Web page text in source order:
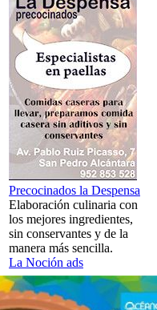
Precocinados la Despensa
Elaboración culinaria con
los mejores ingredientes,
sin conservantes y de la
manera más sencilla.
La Noción ads